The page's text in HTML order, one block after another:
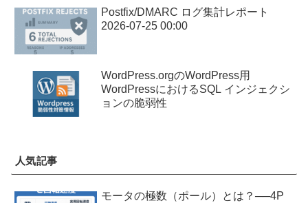
Postfix/DMARC ログ集計レポート
2026-07-25 00:00
WordPress.orgのWordPress用
WordPressにおけるSQL インジェクシ
ョンの脆弱性
人気記事
モータの極数（ポール）とは？──4P